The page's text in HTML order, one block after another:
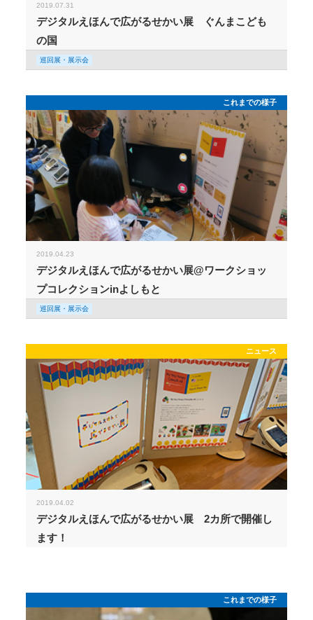
2019.07.31
デジタルえほんで広がるせかい展 ぐんまこども
の国
巡回展・展示会
これまでの様子
2019.04.23
デジタルえほんで広がるせかい展@ワークショッ
プコレクションinよしもと
巡回展・展示会
ニュース
2019.04.02
デジタルえほんで広がるせかい展 2カ所で開催し
ます！
これまでの様子